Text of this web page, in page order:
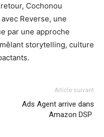
Cochonou
Reverse, une
par une approche
storytelling, culture
Article suivant
Ads Agent arrive dans
Amazon DSP